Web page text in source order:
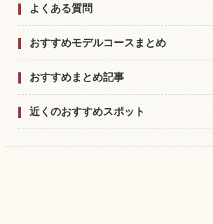
よくある質問
おすすめモデルコースまとめ
おすすめまとめ記事
近くのおすすめスポット